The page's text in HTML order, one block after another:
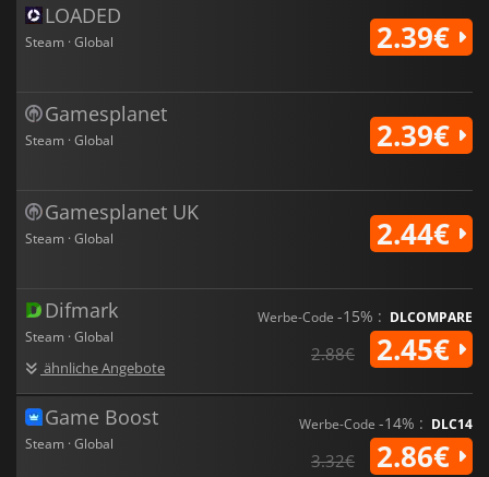
LOADED
Steam · Global 2.39€
Gamesplanet
Steam · Global 2.39€
Gamesplanet UK
Steam · Global 2.44€
Difmark
Steam · Global
ähnliche Angebote
Werbe-Code -15% : DLCOMPARE
2.88€ 2.45€
Game Boost
Steam · Global
Werbe-Code -14% : DLC14
3.32€ 2.86€